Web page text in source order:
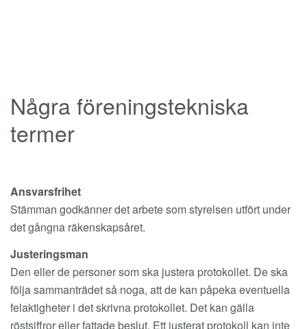
Några föreningstekniska
termer
Ansvarsfrihet
Stämman godkänner det arbete som styrelsen utfört under
det gångna räkenskapsåret.
Justeringsman
Den eller de personer som ska justera protokollet. De ska
följa sammanträdet så noga, att de kan påpeka eventuella
felaktigheter i det skrivna protokollet. Det kan gälla
röstsiffror eller fattade beslut. Ett justerat protokoll kan inte